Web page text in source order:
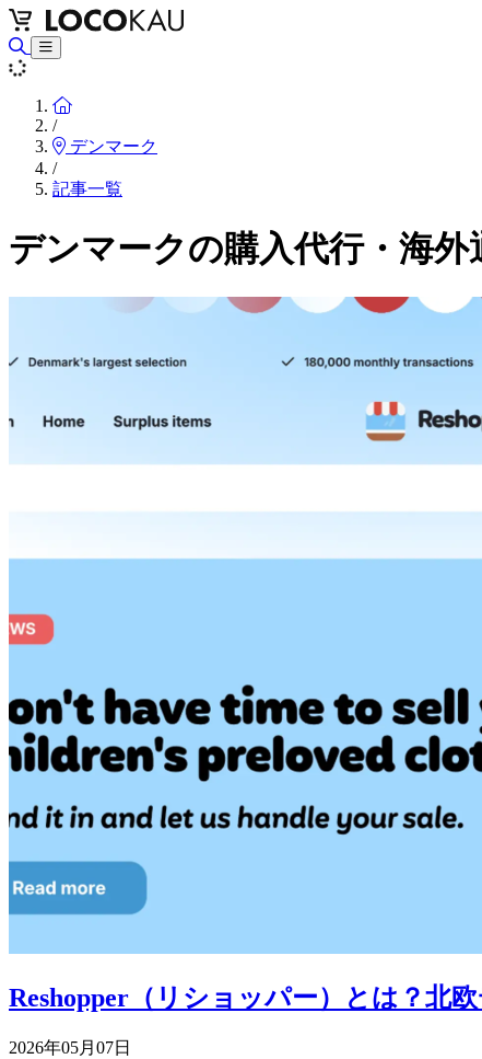
Home
/
デンマーク
/
記事一覧
デンマークの購入代行・海外
Reshopper（リショッパー）とは？北
2026年05月07日